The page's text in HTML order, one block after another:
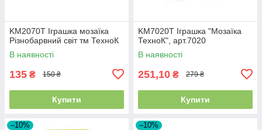
KM2070T Іграшка мозаїка
Різнобарвний світ тм ТехноК
В наявності
135 ₴ 150 ₴
Купити
KM7020T Іграшка "Мозаїка
ТехноК", арт.7020
В наявності
251,10 ₴ 279 ₴
Купити
–10% –10%